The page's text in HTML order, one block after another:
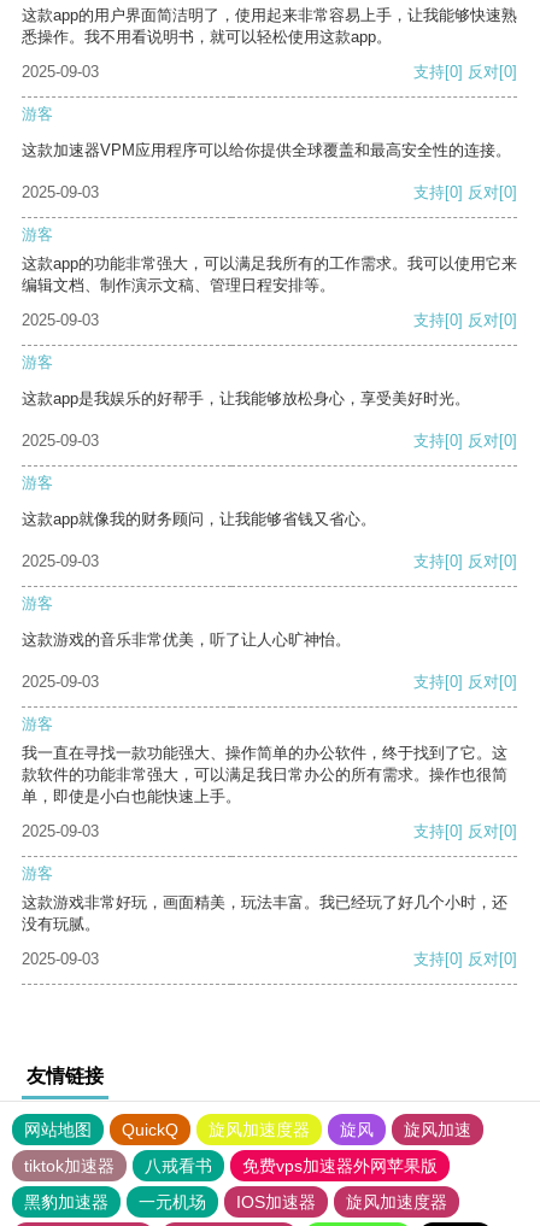
这款app的用户界面简洁明了，使用起来非常容易上手，让我能够快速熟
悉操作。我不用看说明书，就可以轻松使用这款app。
2025-09-03
支持[0] 反对[0]
游客
这款加速器VPM应用程序可以给你提供全球覆盖和最高安全性的连接。
2025-09-03 支持[0] 反对[0]
游客
这款app的功能非常强大，可以满足我所有的工作需求。我可以使用它来
编辑文档、制作演示文稿、管理日程安排等。
2025-09-03
支持[0] 反对[0]
游客
这款app是我娱乐的好帮手，让我能够放松身心，享受美好时光。
2025-09-03 支持[0] 反对[0]
游客
这款app就像我的财务顾问，让我能够省钱又省心。
2025-09-03 支持[0] 反对[0]
游客
这款游戏的音乐非常优美，听了让人心旷神怡。
2025-09-03 支持[0] 反对[0]
游客
我一直在寻找一款功能强大、操作简单的办公软件，终于找到了它。这
款软件的功能非常强大，可以满足我日常办公的所有需求。操作也很简
单，即使是小白也能快速上手。
2025-09-03
支持[0] 反对[0]
游客
这款游戏非常好玩，画面精美，玩法丰富。我已经玩了好几个小时，还
没有玩腻。
2025-09-03
支持[0] 反对[0]
友情链接
网站地图 QuickQ 旋风加速度器 旋风
旋风加速
tiktok加速器
八戒看书
免费vps加速器外网苹果版
黑豹加速器
一元机场 IOS加速器 旋风加速度器